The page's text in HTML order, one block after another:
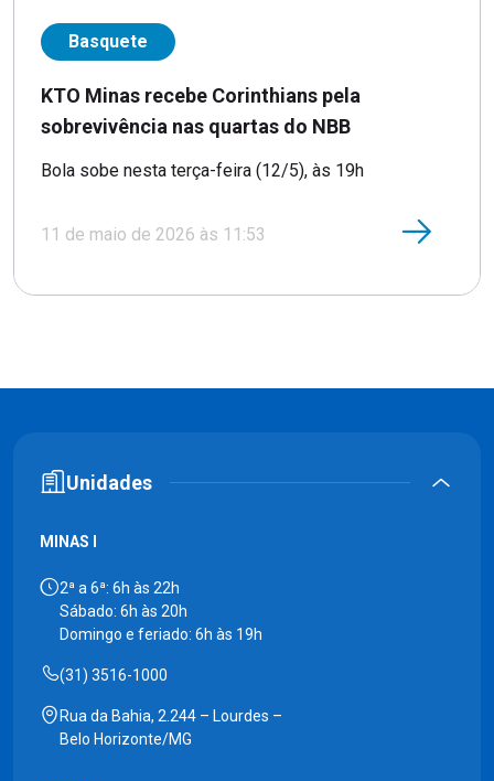
Basquete
KTO Minas recebe Corinthians pela
sobrevivência nas quartas do NBB
Bola sobe nesta terça-feira (12/5), às 19h
11 de maio de 2026 às 11:53
Unidades
MINAS I
2ª a 6ª: 6h às 22h
Sábado: 6h às 20h
Domingo e feriado: 6h às 19h
(31) 3516-1000
Rua da Bahia, 2.244 – Lourdes –
Belo Horizonte/MG